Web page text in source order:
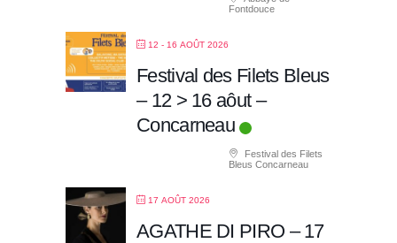
Fontdouce
12 - 16 AOÛT 2026
Festival des Filets Bleus
– 12 > 16 aôut –
Concarneau
Festival des Filets
Bleus Concarneau
17 AOÛT 2026
AGATHE DI PIRO – 17